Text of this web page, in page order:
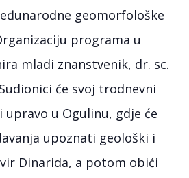
geomorfološke
programa u
mladi znanstvenik, dr. sc.
će svoj trodnevni
u Ogulinu, gdje će
upoznati geološki i
Dinarida, a potom obići